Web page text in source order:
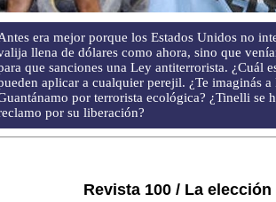
era mejor porque los Estados Unidos no
llena de dólares como ahora, sino que
que sanciones una Ley antiterrorista. ¿Cuál
aplicar a cualquier perejil. ¿Te imaginás
por terrorista ecológica? ¿Tinelli se
por su liberación?
Revista 100 / La